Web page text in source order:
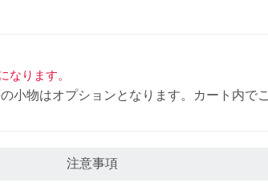
なります。
小物はオプションとなります。カート内で
注意事項